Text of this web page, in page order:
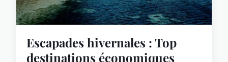
Escapades hivernales : Top
destinations économiques